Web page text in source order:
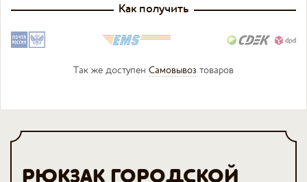
Как получить
Так же доступен Самовывоз товаров